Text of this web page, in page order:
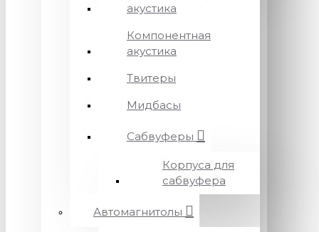
акустика
Компонентная
акустика
Твитеры
Мидбасы
Сабвуферы
Корпуса для
сабвуфера
Автомагнитолы